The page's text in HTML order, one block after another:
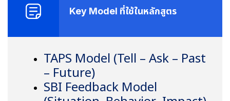
Key Model ที่ใช้ในหลักสูตร
TAPS Model (Tell – Ask – Past
– Future)
SBI Feedback Model